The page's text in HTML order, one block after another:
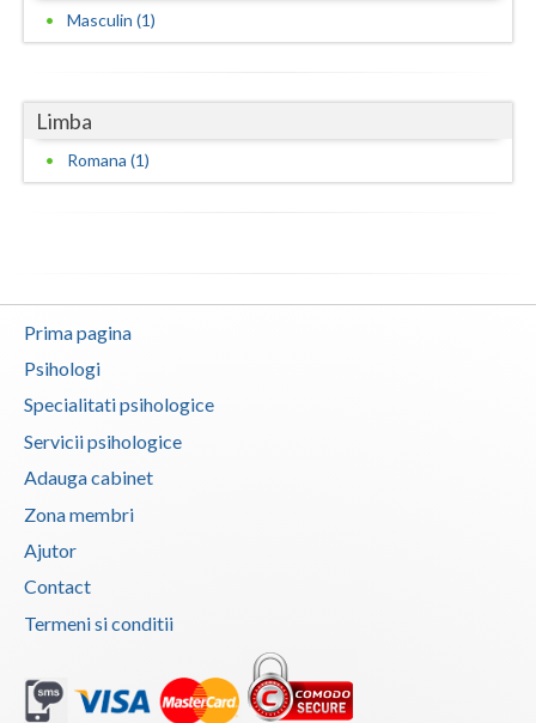
Valcea
Vrancea
Masculin (1)
Limba
Romana (1)
Prima pagina
Psihologi
Specialitati psihologice
Servicii psihologice
Adauga cabinet
Zona membri
Ajutor
Contact
Termeni si conditii